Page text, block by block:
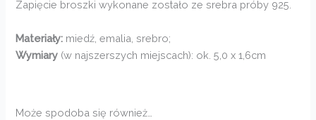
Zapięcie broszki wykonane zostało ze srebra próby 925.
Materiały: miedź, emalia, srebro;
Wymiary (w najszerszych miejscach): ok. 5,0 x 1,6cm
Może spodoba się również…